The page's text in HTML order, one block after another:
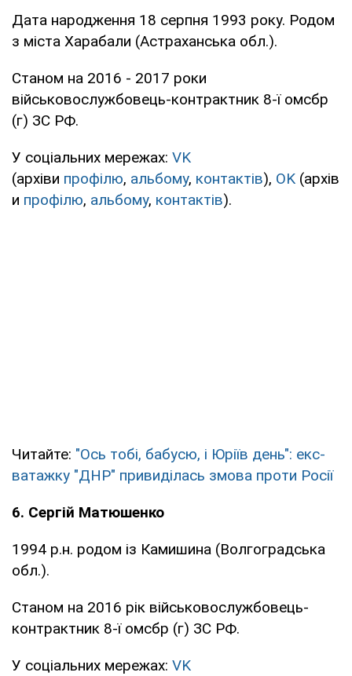
Дата народження 18 серпня 1993 року. Родом
з міста Харабали (Астраханська обл.).
Станом на 2016 - 2017 роки
військовослужбовець-контрактник 8-ї омсбр
(г) ЗС РФ.
У соціальних мережах: VK
(архіви профілю, альбому, контактів), OK (архів
и профілю, альбому, контактів).
Читайте: "Ось тобі, бабусю, і Юріїв день": екс-
ватажку "ДНР" привиділась змова проти Росії
6. Сергій Матюшенко
1994 р.н. родом із Камишина (Волгоградська
обл.).
Станом на 2016 рік військовослужбовець-
контрактник 8-ї омсбр (г) ЗС РФ.
У соціальних мережах: VK